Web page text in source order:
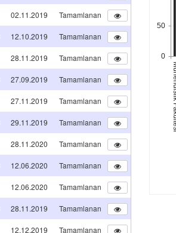
02.11.2019 Tamamlanan
12.10.2019 Tamamlanan
28.11.2019 Tamamlanan
27.09.2019 Tamamlanan
27.11.2019 Tamamlanan
29.11.2019 Tamamlanan
28.11.2020 Tamamlanan
12.06.2020 Tamamlanan
12.06.2020 Tamamlanan
28.11.2019 Tamamlanan
12.12.2019 Tamamlanan
0
50